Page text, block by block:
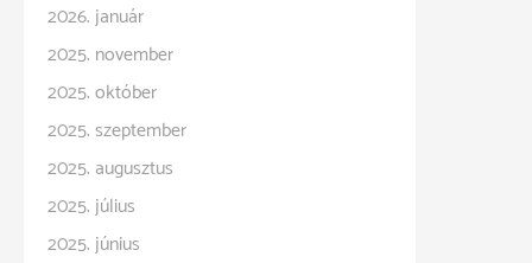
2026. január
2025. november
2025. október
2025. szeptember
2025. augusztus
2025. július
2025. június